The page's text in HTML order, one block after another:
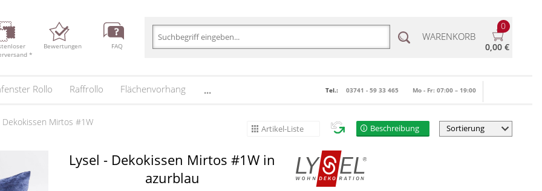
*
Bewertungen FAQ
0
WARENKORB
0,00 €
Rollo Raffrollo Flächenvorhang ... Tel.: 03741 - 59 33 465 Mo - Fr: 07:00 – 19:00
Dekokissen Mirtos #1W
Artikel-Liste Beschreibung
Lysel - Dekokissen Mirtos #1W in
azurblau